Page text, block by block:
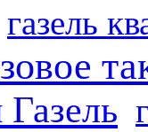
газель
Газель